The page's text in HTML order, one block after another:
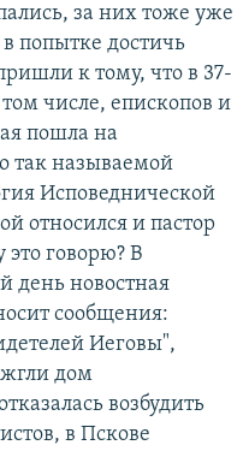
за них тоже уже
попытке достичь
к тому, что в 37-
числе, епископов и
пошла на
так называемой
Исповеднической
относился и пастор
говорю? В
день новостная
сообщения:
Иеговы",
дом
возбудить
в Пскове